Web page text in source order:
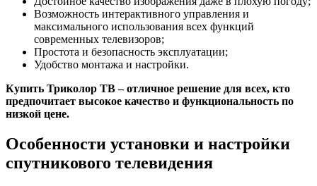
Возможность интерактивного управления и
максимального использования всех функций
современных телевизоров;
Простота и безопасность эксплуатации;
Удобство монтажа и настройки.
Купить Триколор ТВ – отличное решение для всех, кто
предпочитает высокое качество и функциональность по
низкой цене.
Особенности установки и настройки
спутникового телевидения